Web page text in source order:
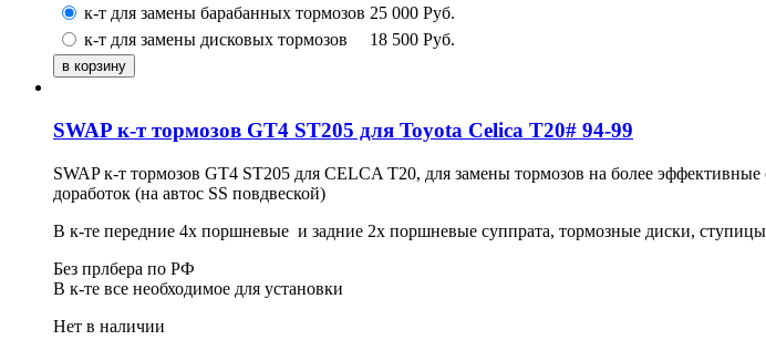
к-т для замены барабанных тормозов 25 000 Руб.
к-т для замены дисковых тормозов
18 500 Руб.
SWAP к-т тормозов GT4 ST205 для Toyota Celica T20# 94-99
SWAP к-т тормозов GT4 ST205 для CELCA T20, для замены тормозов на более
доработок (на автос SS повдвеской)
В к-те передние 4х поршневые и задние 2х поршневые суппрата, тормозные диски,
Без прлбера по РФ
В к-те все необходимое для установки
Нет в наличии